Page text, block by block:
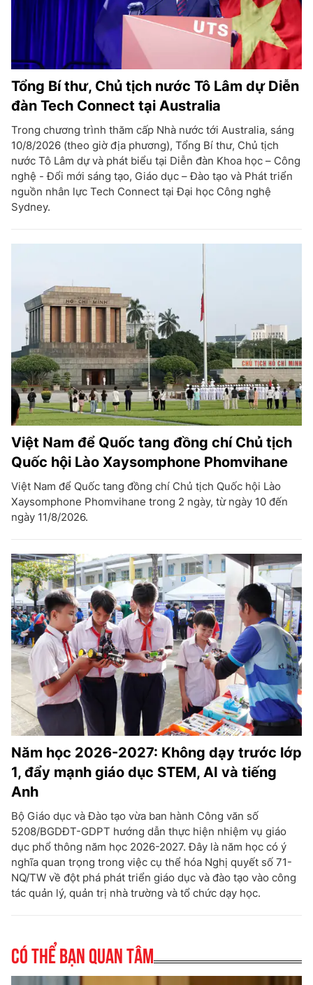
Tổng Bí thư, Chủ tịch nước Tô Lâm dự Diễn
đàn Tech Connect tại Australia
Trong chương trình thăm cấp Nhà nước tới Australia, sáng
10/8/2026 (theo giờ địa phương), Tổng Bí thư, Chủ tịch
nước Tô Lâm dự và phát biểu tại Diễn đàn Khoa học – Công
nghệ - Đổi mới sáng tạo, Giáo dục – Đào tạo và Phát triển
nguồn nhân lực Tech Connect tại Đại học Công nghệ
Sydney.
Việt Nam để Quốc tang đồng chí Chủ tịch
Quốc hội Lào Xaysomphone Phomvihane
Việt Nam để Quốc tang đồng chí Chủ tịch Quốc hội Lào
Xaysomphone Phomvihane trong 2 ngày, từ ngày 10 đến
ngày 11/8/2026.
Năm học 2026-2027: Không dạy trước lớp
1, đẩy mạnh giáo dục STEM, AI và tiếng
Anh
Bộ Giáo dục và Đào tạo vừa ban hành Công văn số
5208/BGDĐT-GDPT hướng dẫn thực hiện nhiệm vụ giáo
dục phổ thông năm học 2026-2027. Đây là năm học có ý
nghĩa quan trọng trong việc cụ thể hóa Nghị quyết số 71-
NQ/TW về đột phá phát triển giáo dục và đào tạo vào công
tác quản lý, quản trị nhà trường và tổ chức dạy học.
Có thể bạn quan tâm